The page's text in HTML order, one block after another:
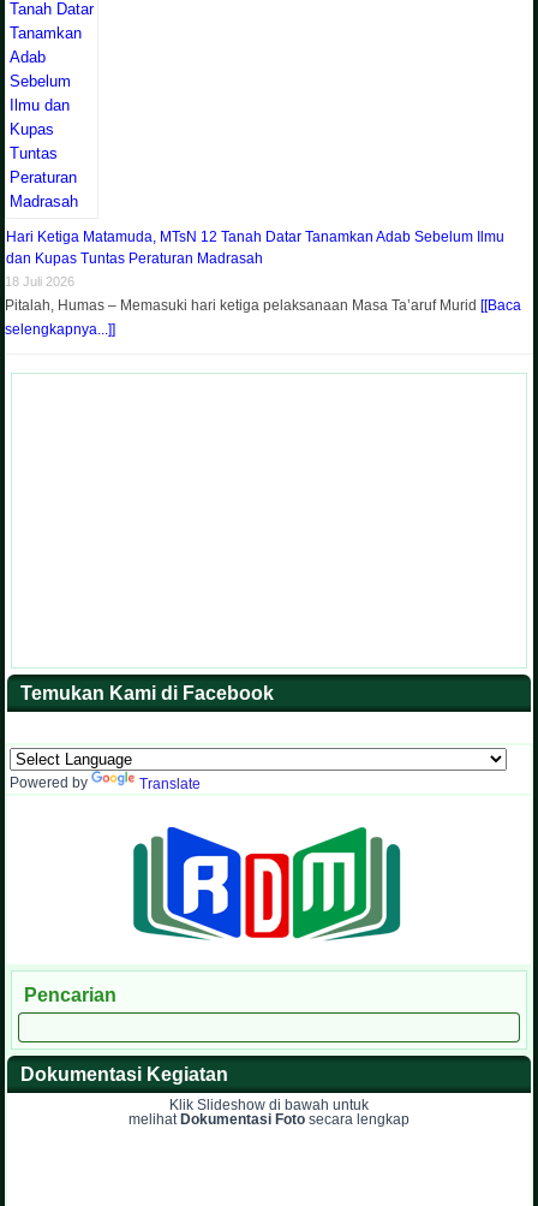
Hari Ketiga Matamuda, MTsN 12 Tanah Datar Tanamkan Adab Sebelum Ilmu
dan Kupas Tuntas Peraturan Madrasah
18 Juli 2026
Pitalah, Humas – Memasuki hari ketiga pelaksanaan Masa Ta’aruf Murid[[Baca
selengkapnya...]]
Temukan Kami di Facebook
Powered by Translate
Pencarian
Dokumentasi Kegiatan
Klik Slideshow di bawah untuk
melihat Dokumentasi Foto secara lengkap